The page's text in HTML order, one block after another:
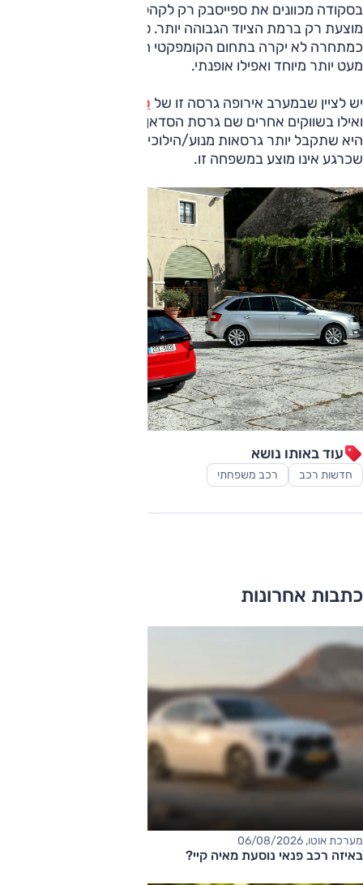
בסקודה מכוונים את ספייסבק רק לקהל הפרטי, וזו אחת הסיבות
מוצעת רק ברמת הציוד הגבוהה יותר. סקודה ישראל מעוניינת
כמתחרה לא יקרה בתחום הקומפקטי האירופאי, ולפנות אתה
מעט יותר מיוחד ואפילו אופנתי.
יש לציין שבמערב אירופה גרסה זו של סקודה ראפיד
ואילו בשווקים אחרים שם גרסת הסדאן כלל לא מוצעת. לכן,
שכרגע אינו מוצע במשפחה זו.
עוד באותו נושא
חדשות רכב רכב משפחתי
כתבות אחרונות
מערכת אוטו, 06/08/2026
באיזה רכב פנאי נוסעת מאיה קיי?